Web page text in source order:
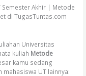
Semester Akhir | Metode
di TugasTuntas.com
Universitas
kuliah Metode
kamu sedang
UT lainnya: